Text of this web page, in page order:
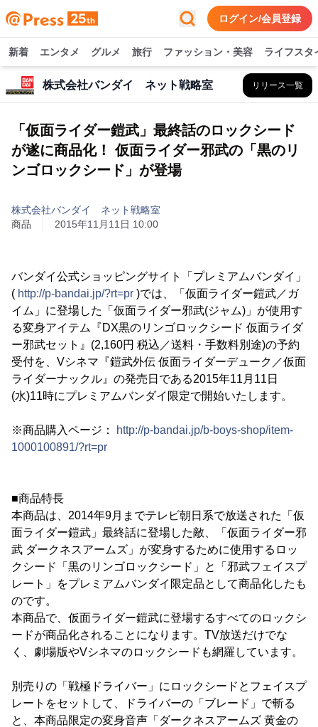
ログイン/会員登録
新着 エンタメ グルメ 旅行 ファッション・美容 ライフスタ
株式会社バンダイ ネット戦略室 リリース一覧
「仮面ライダー鎧武」最終話のロックシード
が遂に商品化！ 仮面ライダー邪武の「黒のリ
ンゴロックシード」が登場
株式会社バンダイ ネット戦略室
商品
2015年11月11日 10:00
バンダイ公式ショッピングサイト「プレミアムバンダイ」
( http://p-bandai.jp/?rt=pr )では、「仮面ライダー鎧武／ガ
イム」に登場した「仮面ライダー邪武(ジャム)」が使用す
る変身アイテム『DX黒のリンゴロックシード 仮面ライダ
ー邪武セット』(2,160円 税込／送料・手数料別途)の予約
受付を、Vシネマ『鎧武外伝 仮面ライダーデューク／仮面
ライダーナックル』の発売日である2015年11月11日
(水)11時にプレミアムバンダイ限定で開始いたします。
※商品購入ページ：
http://p-bandai.jp/b-boys-shop/item-
1000100891/?rt=pr
■商品特長
本商品は、2014年9月までテレビ朝日系で放送された「仮
面ライダー鎧武」最終話に登場した敵、「仮面ライダー邪
武 ダークネスアームズ」が変身するために使用するロッ
クシード「黒のリンゴロックシード」と「邪武フェイスプ
レート」をプレミアムバンダイ限定品として商品化したも
のです。
本商品で、仮面ライダー鎧武に登場するすべてのロックシ
ードが商品化されることになります。TV放送だけでな
く、劇場版やVシネマのロックシードも網羅しています。
別売りの「戦極ドライバー」にロックシードとフェイスプ
レートをセットして、ドライバーの「ブレード」で斬る
と、本商品限定の変身音声「ダークネスアームズ 黄金の